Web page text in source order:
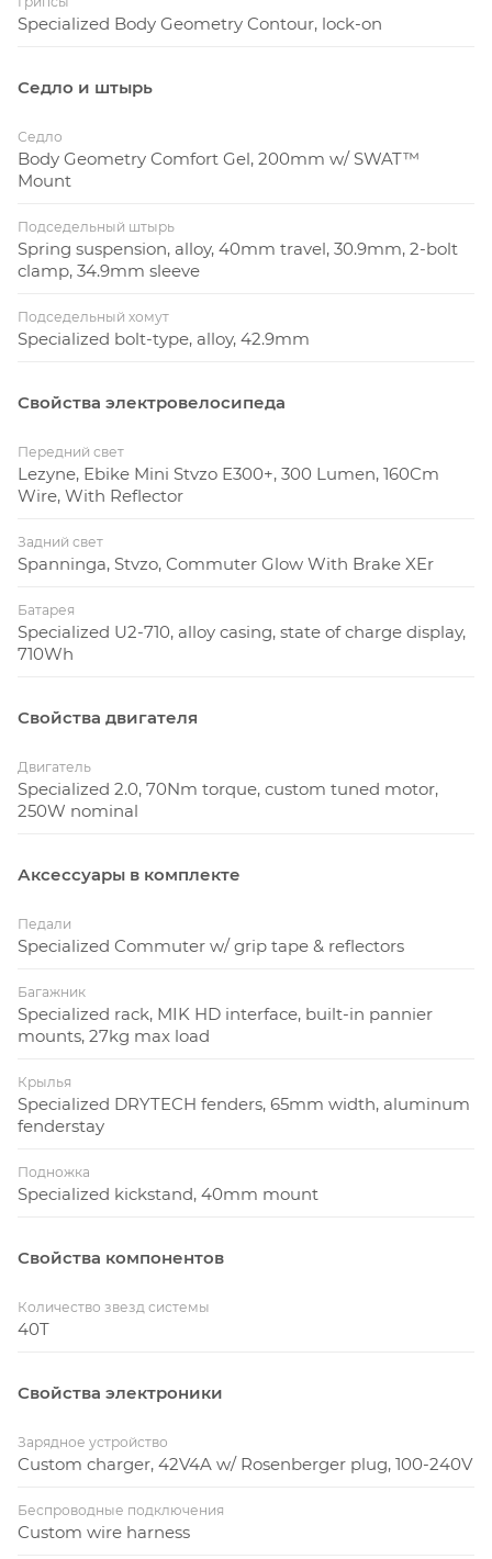
Specialized Body Geometry Contour, lock-on
Седло и штырь
Седло
Body Geometry Comfort Gel, 200mm w/ SWAT™
Mount
Подседельный штырь
Spring suspension, alloy, 40mm travel, 30.9mm, 2-bolt
clamp, 34.9mm sleeve
Подседельный хомут
Specialized bolt-type, alloy, 42.9mm
Свойства электровелосипеда
Передний свет
Lezyne, Ebike Mini Stvzo E300+, 300 Lumen, 160Cm
Wire, With Reflector
Задний свет
Spanninga, Stvzo, Commuter Glow With Brake XEr
Батарея
Specialized U2-710, alloy casing, state of charge display,
710Wh
Свойства двигателя
Двигатель
Specialized 2.0, 70Nm torque, custom tuned motor,
250W nominal
Аксессуары в комплекте
Педали
Specialized Commuter w/ grip tape & reflectors
Багажник
Specialized rack, MIK HD interface, built-in pannier
mounts, 27kg max load
Крылья
Specialized DRYTECH fenders, 65mm width, aluminum
fenderstay
Подножка
Specialized kickstand, 40mm mount
Свойства компонентов
Количество звезд системы
40T
Свойства электроники
Зарядное устройство
Custom charger, 42V4A w/ Rosenberger plug, 100-240V
Беспроводные подключения
Custom wire harness